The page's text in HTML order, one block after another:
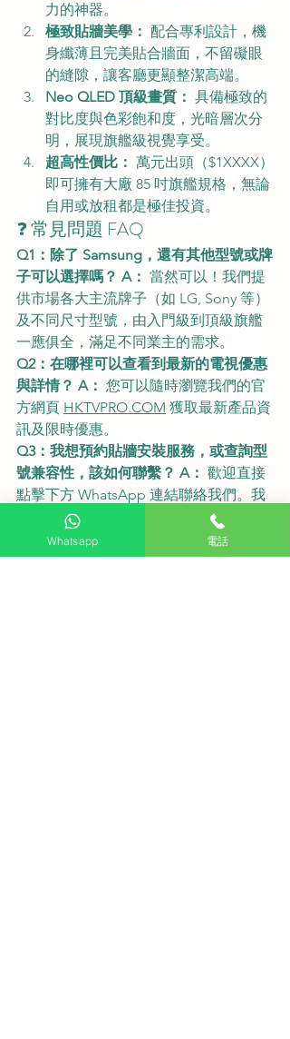
力的神器。
極致貼牆美學： 配合專利設計，機
身纖薄且完美貼合牆面，不留礙眼
的縫隙，讓客廳更顯整潔高端。
Neo QLED 頂級畫質： 具備極致的
對比度與色彩飽和度，光暗層次分
明，展現旗艦級視覺享受。
超高性價比： 萬元出頭（$1XXXX）
即可擁有大廠 85 吋旗艦規格，無論
自用或放租都是極佳投資。
❓ 常見問題 FAQ
Q1：除了 Samsung，還有其他型號或牌
子可以選擇嗎？ A： 當然可以！我們提
供市場各大主流牌子（如 LG, Sony 等）
及不同尺寸型號，由入門級到頂級旗艦
一應俱全，滿足不同業主的需求。
Q2：在哪裡可以查看到最新的電視優惠
與詳情？ A： 您可以隨時瀏覽我們的官
方網頁 HKTVPRO.COM 獲取最新產品資
訊及限時優惠。
Q3：我想預約貼牆安裝服務，或查詢型
號兼容性，該如何聯繫？ A： 歡迎直接
點擊下方 WhatsApp 連結聯絡我們。我
們的專業團隊會根據您的牆身結構與型
號提供建議，並安排預約安裝。
🔗 立即行動
Whatsapp 電話